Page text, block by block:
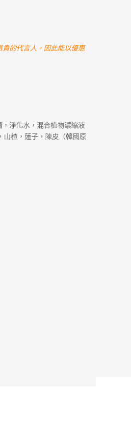
的代言人，因此能以優惠
淨化水，混合植物濃縮液
山楂，蓮子，陳皮（韓國原